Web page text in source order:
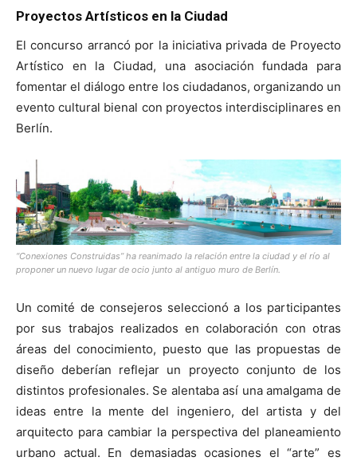
Proyectos Artísticos en la Ciudad
El concurso arrancó por la iniciativa privada de Proyecto
Artístico en la Ciudad, una asociación fundada para
fomentar el diálogo entre los ciudadanos, organizando un
evento cultural bienal con proyectos interdisciplinares en
Berlín.
“Conexiones Construidas” ha reanimado la relación entre la ciudad y el río al
proponer un nuevo lugar de ocio junto al antiguo muro de Berlín.
Un comité de consejeros seleccionó a los participantes
por sus trabajos realizados en colaboración con otras
áreas del conocimiento, puesto que las propuestas de
diseño deberían reflejar un proyecto conjunto de los
distintos profesionales. Se alentaba así una amalgama de
ideas entre la mente del ingeniero, del artista y del
arquitecto para cambiar la perspectiva del planeamiento
urbano actual. En demasiadas ocasiones el “arte” es